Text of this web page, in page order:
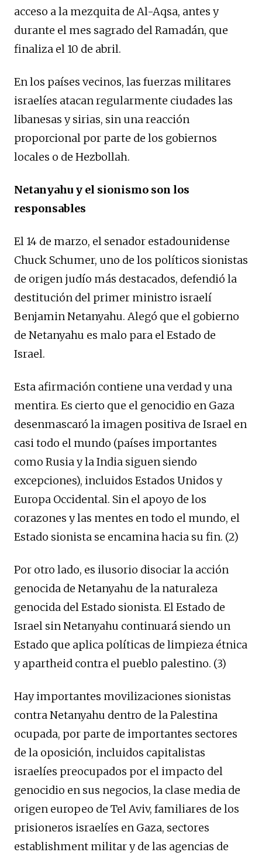
acceso a la mezquita de Al-Aqsa, antes y
durante el mes sagrado del Ramadán, que
finaliza el 10 de abril.
En los países vecinos, las fuerzas militares
israelíes atacan regularmente ciudades las
libanesas y sirias, sin una reacción
proporcional por parte de los gobiernos
locales o de Hezbollah.
Netanyahu y el sionismo son los
responsables
El 14 de marzo, el senador estadounidense
Chuck Schumer, uno de los políticos sionistas
de origen judío más destacados, defendió la
destitución del primer ministro israelí
Benjamin Netanyahu. Alegó que el gobierno
de Netanyahu es malo para el Estado de
Israel.
Esta afirmación contiene una verdad y una
mentira. Es cierto que el genocidio en Gaza
desenmascaró la imagen positiva de Israel en
casi todo el mundo (países importantes
como Rusia y la India siguen siendo
excepciones), incluidos Estados Unidos y
Europa Occidental. Sin el apoyo de los
corazones y las mentes en todo el mundo, el
Estado sionista se encamina hacia su fin. (2)
Por otro lado, es ilusorio disociar la acción
genocida de Netanyahu de la naturaleza
genocida del Estado sionista. El Estado de
Israel sin Netanyahu continuará siendo un
Estado que aplica políticas de limpieza étnica
y apartheid contra el pueblo palestino. (3)
Hay importantes movilizaciones sionistas
contra Netanyahu dentro de la Palestina
ocupada, por parte de importantes sectores
de la oposición, incluidos capitalistas
israelíes preocupados por el impacto del
genocidio en sus negocios, la clase media de
origen europeo de Tel Aviv, familiares de los
prisioneros israelíes en Gaza, sectores
establishment militar y de las agencias de